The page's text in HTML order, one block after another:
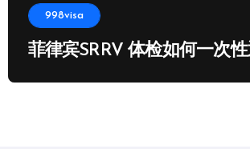
998visa
菲律宾SRRV 体检如何一次